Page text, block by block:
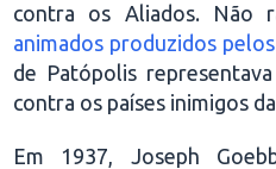
contra os Aliados. Não
animados produzidos
de Patópolis
contra os países inimigos
Em 1937, Joseph